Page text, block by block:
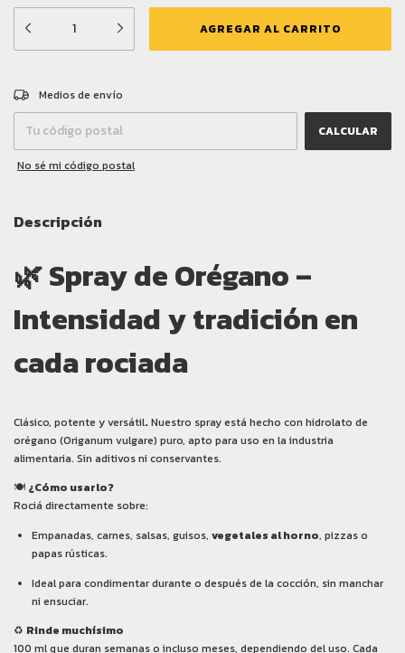
Entregas para el CP:
Medios de envío
CALCULAR
No sé mi código postal
Descripción
🌿Spray de Orégano –
Intensidad y tradición en
cada rociada
Clásico, potente y versátil.Nuestro spray está hecho con hidrolato de
orégano (Origanum vulgare) puro, apto para uso en la industria
alimentaria. Sin aditivos ni conservantes.
🍽️ ¿Cómo usarlo?
Rociá directamente sobre:
Empanadas, carnes, salsas, guisos, vegetales al horno, pizzas o
papas rústicas.
Ideal para condimentar durante o después de la cocción, sin manchar
ni ensuciar.
♻️ Rinde muchísimo
100 ml que duran semanas o incluso meses, dependiendo del uso. Cada